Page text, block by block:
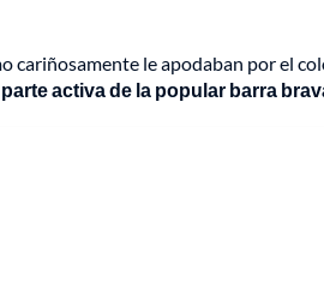
cariñosamente le apodaban por el
activa de la popular barra